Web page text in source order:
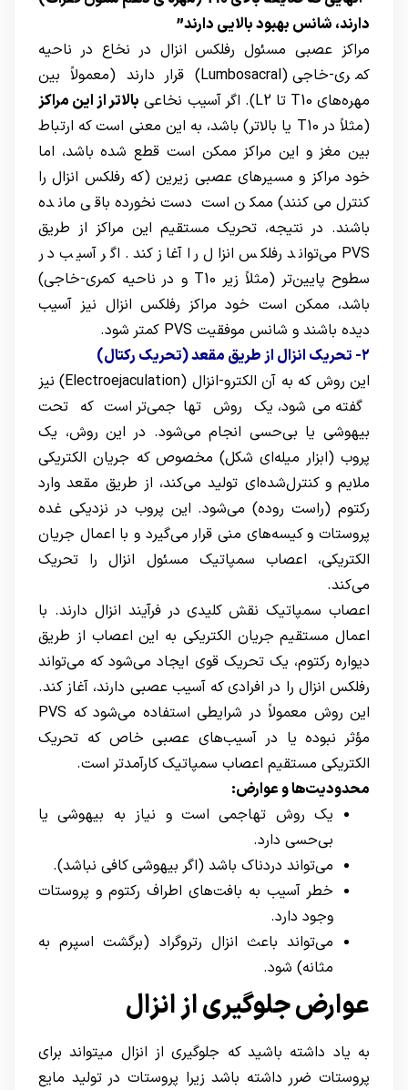
دارند، شانس بهبود بالایی دارند”
مراکز عصبی مسئول رفلکس انزال در نخاع در ناحیه
کمری-خاجی (Lumbosacral) قرار دارند (معمولاً بین
مهره‌های T10 تا L2). اگر آسیب نخاعی
بالاتر از این مراکز
(مثلاً در T10 یا بالاتر) باشد، به این معنی است که ارتباط
بین مغز و این مراکز ممکن است قطع شده باشد، اما
خود مراکز و مسیرهای عصبی زیرین (که رفلکس انزال را
کنترل می‌کنند) ممکن است دست‌نخورده باقی مانده
باشند. در نتیجه، تحریک مستقیم این مراکز از طریق
PVS می‌تواند رفلکس انزال را آغاز کند. اگر آسیب در
سطوح پایین‌تر (مثلاً زیر T10 و در ناحیه کمری-خاجی)
باشد، ممکن است خود مراکز رفلکس انزال نیز آسیب
دیده باشند و شانس موفقیت PVS کمتر شود.
۲- تحریک انزال از طریق مقعد (تحریک رکتال)
این روش که به آن الکترو-انزال (Electroejaculation) نیز
گفته می‌شود، یک روش تهاجمی‌تر است که تحت
بیهوشی یا بی‌حسی انجام می‌شود. در این روش، یک
پروب (ابزار میله‌ای شکل) مخصوص که جریان الکتریکی
ملایم و کنترل‌شده‌ای تولید می‌کند، از طریق مقعد وارد
رکتوم (راست روده) می‌شود. این پروب در نزدیکی غده
پروستات و کیسه‌های منی قرار می‌گیرد و با اعمال جریان
الکتریکی، اعصاب سمپاتیک مسئول انزال را تحریک
می‌کند.
اعصاب سمپاتیک نقش کلیدی در فرآیند انزال دارند. با
اعمال مستقیم جریان الکتریکی به این اعصاب از طریق
دیواره رکتوم، یک تحریک قوی ایجاد می‌شود که می‌تواند
رفلکس انزال را در افرادی که آسیب عصبی دارند، آغاز کند.
این روش معمولاً در شرایطی استفاده می‌شود که PVS
مؤثر نبوده یا در آسیب‌های عصبی خاص که تحریک
الکتریکی مستقیم اعصاب سمپاتیک کارآمدتر است.
محدودیت‌ها و عوارض:
یک روش تهاجمی است و نیاز به بیهوشی یا
بی‌حسی دارد.
می‌تواند دردناک باشد (اگر بیهوشی کافی نباشد).
خطر آسیب به بافت‌های اطراف رکتوم و پروستات
وجود دارد.
می‌تواند باعث انزال رتروگراد (برگشت اسپرم به
مثانه) شود.
عوارض جلوگیری از انزال
به یاد داشته باشید که جلوگیری از انزال میتواند برای
پروستات ضرر داشته باشد زیرا پروستات در تولید مایع